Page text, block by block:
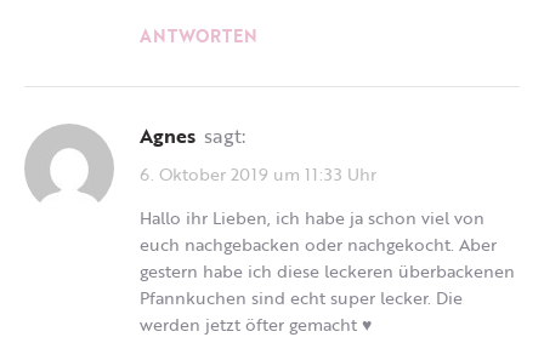
ANTWORTEN
Agnes sagt:
6. Oktober 2019 um 11:33 Uhr
Hallo ihr Lieben, ich habe ja schon viel von
euch nachgebacken oder nachgekocht. Aber
gestern habe ich diese leckeren überbackenen
Pfannkuchen sind echt super lecker. Die
werden jetzt öfter gemacht ♥️